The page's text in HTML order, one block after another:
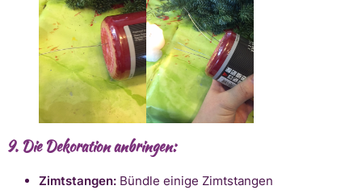
9. Die Dekoration anbringen:
Zimtstangen: Bündle einige Zimtstangen